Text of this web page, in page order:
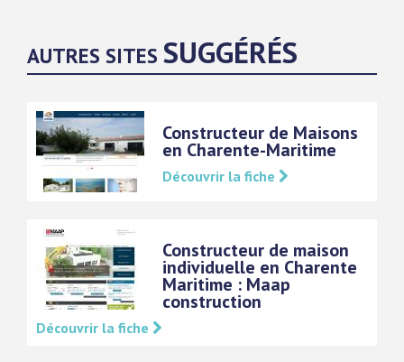
AUTRES SITES SUGGÉRÉS
Constructeur de Maisons
en Charente-Maritime
Découvrir la fiche
Constructeur de maison
individuelle en Charente
Maritime : Maap
construction
Découvrir la fiche